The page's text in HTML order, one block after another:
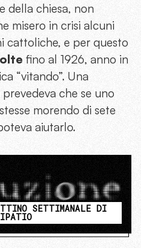
della chiesa, non
misero in crisi alcuni
cattoliche, e per questo
fino al 1926, anno in
“vitando”. Una
che se uno
morendo di sete
aiutarlo.
SETTIMANALE DI